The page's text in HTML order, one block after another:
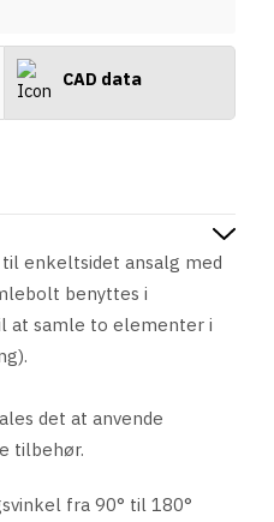
enkeltsidet ansalg med
benyttes i
at samle to elementer i
det at anvende
tilbehør.
fra 90° til 180°
CAD data